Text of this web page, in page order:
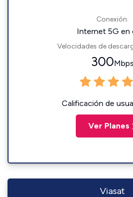
Conexión:
Internet 5G en
Velocidades de
300Mbps
Calificación de
Ver Planes
Viasat